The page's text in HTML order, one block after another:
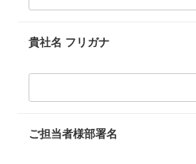
貴社名 フリガナ
ご担当者様部署名